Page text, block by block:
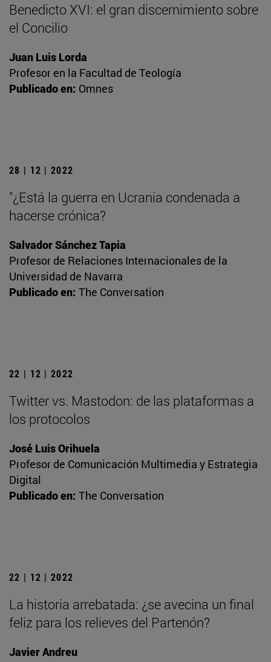
Benedicto XVI: el gran discernimiento sobre
el Concilio
Juan Luis Lorda
Profesor en la Facultad de Teología
Publicado en: Omnes
28 | 12 | 2022
"¿Está la guerra en Ucrania condenada a
hacerse crónica?
Salvador Sánchez Tapia
Profesor de Relaciones Internacionales de la
Universidad de Navarra
Publicado en: The Conversation
22 | 12 | 2022
Twitter vs. Mastodon: de las plataformas a
los protocolos
José Luis Orihuela
Profesor de Comunicación Multimedia y Estrategia
Digital
Publicado en: The Conversation
22 | 12 | 2022
La historia arrebatada: ¿se avecina un final
feliz para los relieves del Partenón?
Javier Andreu